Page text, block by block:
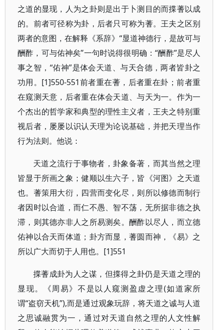
之道的显现，人为之卦则是出于卜测目的而揲蓍以成
的。前者可径称为卦，后者只可称为蓍。王夫之区别
两者的意图，在解释《系辞》“显道神德行，是故可与
酬酢，可与佑神矣”一句时说得很明确：“酬酢”是尽人
事之智，“佑神”是体会天道、与天合德，两者皆卦之
功用。[1]550-551前者重在蓍，后者重在卦；前者重
在窥测天意，后者重在体会天道、与天为一。作为一
个杰出的哲学家和典型的理性主义者，王夫之特别重
视后者，屡屡以识认天理为论说基础，并把天理当作
行为法则。他说：
天道之流行于事物者，卦象备著，而其当然之理
皆显于所画之象；健顺以生六子，皆《河图》之天道
也。蓍策用大衍，四营而变化尽，则所以修德而制行
者因时以合道，而仁不愚、智不荡，无所据非德之执
滞，则其德亦非人之所易测矣。酬酢以尽人，而立德
佑神以合天而体道；卦方而显，蓍圆而神，《易》之
所以广大而切于人用也。[1]551
揲蓍成卦为人之谋，但揲得之卦仍是天道之理的
显现。《周易》不是以人窥测盈虚之理(如道家所
谓“盗窃天机”),而是通过观象玩辞，将天道之诚与人道
之思诚融贯为一，通过对天道自然之理的人文性解